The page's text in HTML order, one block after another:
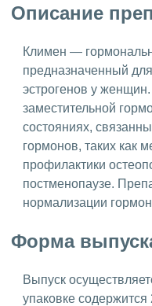
Описание
Климен —
предназначенный
эстрогенов у
заместительной
состояниях,
гормонов, таких как
профилактики
постменопаузе.
нормализации
Форма
Выпуск
упаковке содержится